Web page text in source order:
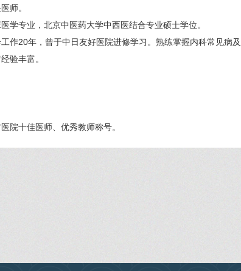
师。
学专业，北京中医药大学中西医结合专业硕士学位。
作20年，曾于中日友好医院进修学习。熟练掌握内科常见病
验丰富。
院十佳医师、优秀教师称号。